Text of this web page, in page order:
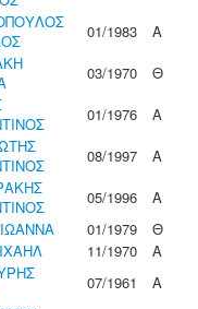
01/1983
Α
03/1970
Θ
01/1976
Α
08/1997
Α
05/1996
Α
01/1979
Θ
11/1970
Α
07/1961
Α